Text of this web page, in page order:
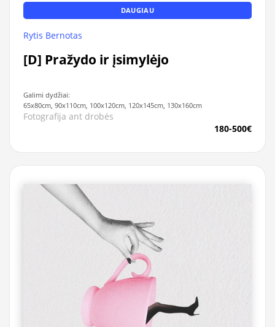
DAUGIAU
Rytis Bernotas
[D] Pražydo ir įsimylėjo
Galimi dydžiai:
65x80cm, 90x110cm, 100x120cm, 120x145cm, 130x160cm
Fotografija ant drobės
180-500€